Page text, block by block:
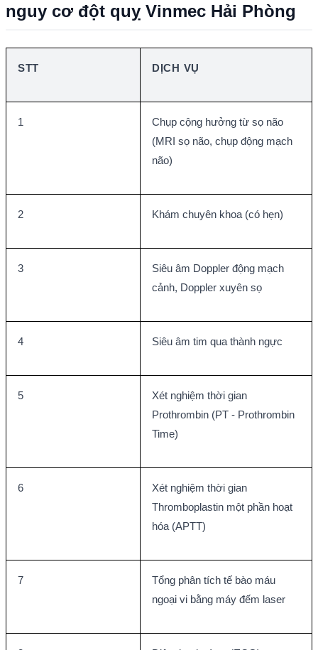
nguy cơ đột quỵ Vinmec Hải Phòng
STT DỊCH VỤ
1
Chụp cộng hưởng từ sọ não
(MRI sọ não, chụp động mạch
não)
2 Khám chuyên khoa (có hẹn)
3
Siêu âm Doppler động mạch
cảnh, Doppler xuyên sọ
4 Siêu âm tim qua thành ngực
5
Xét nghiệm thời gian
Prothrombin (PT - Prothrombin
Time)
6
Xét nghiệm thời gian
Thromboplastin một phần hoạt
hóa (APTT)
7
Tổng phân tích tế bào máu
ngoại vi bằng máy đếm laser